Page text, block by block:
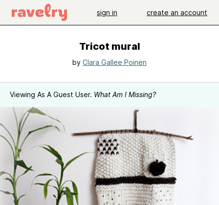
sign in create an account
Tricot mural
by Clara Gallee Poinen
Viewing As A Guest User. What Am I Missing?